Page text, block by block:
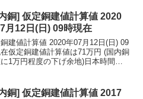
1...
銅] 仮定銅建値計算値 2020
月12日(日) 09時現在
建値計算値 2020年07月12日(日) 09
仮定銅建値計算値は71万円 (国内銅
1万円程度の下げ余地)日本時間
1...
銅] 仮定銅建値計算値 2017